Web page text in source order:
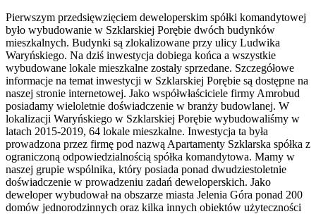
Pierwszym przedsięwzięciem deweloperskim spółki komandytowej
było wybudowanie w Szklarskiej Porębie dwóch budynków
mieszkalnych. Budynki są zlokalizowane przy ulicy Ludwika
Waryńskiego. Na dziś inwestycja dobiega końca a wszystkie
wybudowane lokale mieszkalne zostały sprzedane. Szczegółowe
informacje na temat inwestycji w Szklarskiej Porębie są dostępne na
naszej stronie internetowej. Jako współwłaściciele firmy Amrobud
posiadamy wieloletnie doświadczenie w branży budowlanej. W
lokalizacji Waryńskiego w Szklarskiej Porębie wybudowaliśmy w
latach 2015-2019, 64 lokale mieszkalne. Inwestycja ta była
prowadzona przez firmę pod nazwą Apartamenty Szklarska spółka z
ograniczoną odpowiedzialnością spółka komandytowa. Mamy w
naszej grupie wspólnika, który posiada ponad dwudziestoletnie
doświadczenie w prowadzeniu zadań deweloperskich. Jako
deweloper wybudował na obszarze miasta Jelenia Góra ponad 200
domów jednorodzinnych oraz kilka innych obiektów użyteczności